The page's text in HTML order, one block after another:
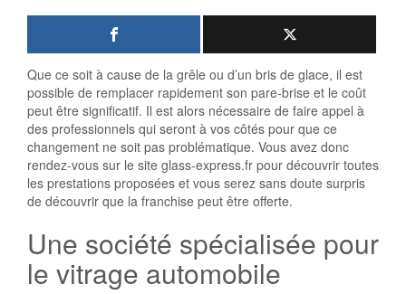
Que ce soit à cause de la grêle ou d’un bris de glace, il est
possible de remplacer rapidement son pare-brise et le coût
peut être significatif. Il est alors nécessaire de faire appel à
des professionnels qui seront à vos côtés pour que ce
changement ne soit pas problématique. Vous avez donc
rendez-vous sur le site glass-express.fr pour découvrir toutes
les prestations proposées et vous serez sans doute surpris
de découvrir que la franchise peut être offerte.
Une société spécialisée pour
le vitrage automobile